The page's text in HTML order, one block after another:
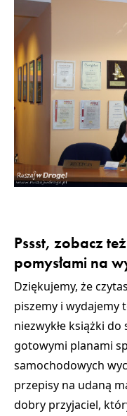
Pssst, zobacz
pomysłami na
Dziękujemy, że
piszemy i wydajemy
niezwykłe książki
gotowymi planami
samochodowych
przepisy na udaną
dobry przyjaciel,